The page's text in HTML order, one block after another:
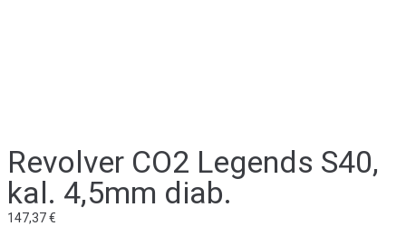
Revolver CO2 Legends S40,
kal. 4,5mm diab.
147,37€